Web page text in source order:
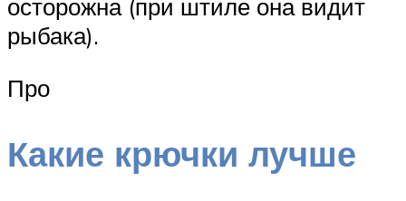
осторожна (при штиле она видит
рыбака).
Про
Какие крючки лучше